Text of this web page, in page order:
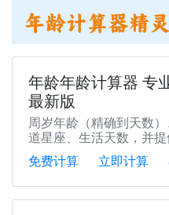
年龄年龄计算器 专
最新版
周岁年龄（精确到天数
道星座、生活天数，并提
免费计算
立即计算